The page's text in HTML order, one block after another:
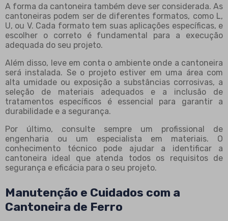
A forma da cantoneira também deve ser considerada. As
cantoneiras podem ser de diferentes formatos, como L,
U, ou V. Cada formato tem suas aplicações específicas, e
escolher o correto é fundamental para a execução
adequada do seu projeto.
Além disso, leve em conta o ambiente onde a cantoneira
será instalada. Se o projeto estiver em uma área com
alta umidade ou exposição a substâncias corrosivas, a
seleção de materiais adequados e a inclusão de
tratamentos específicos é essencial para garantir a
durabilidade e a segurança.
Por último, consulte sempre um profissional de
engenharia ou um especialista em materiais. O
conhecimento técnico pode ajudar a identificar a
cantoneira ideal que atenda todos os requisitos de
segurança e eficácia para o seu projeto.
Manutenção e Cuidados com a
Cantoneira de Ferro